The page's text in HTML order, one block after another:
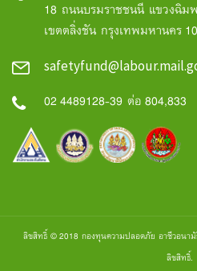
18 ถนนบรมราชชนนี แขวงฉิม
เขตตลิ่งชัน กรุงเทพมหานคร
02 4489128-39 ต่อ 804,833
ลิขสิทธิ์ © 2018 กองทุนความปลอดภัย อาชีวอนา
ลิขสิทธิ์.